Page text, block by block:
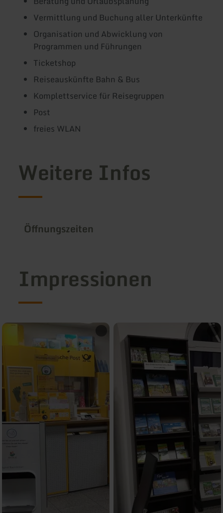
Vermittlung und Buchung aller Unterkünfte
Organisation und Abwicklung von
Programmen und Führungen
Ticketshop
Reiseauskünfte Bahn & Bus
Komplettservice für Reisegruppen
Post
freies WLAN
Weitere Infos
Öffnungszeiten
Impressionen